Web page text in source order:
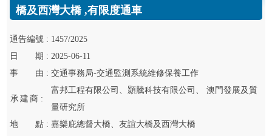
橋及西灣大橋 ,有限度通車
通告編號 : 1457/2025
日
期 :2025-06-11
事
由 :交通事務局-交通監測系統維修保養工作
承建 商 :
富邦工程有限公司、顥騰科技有限公司、 澳門發展及質
量研究所
地
點 :嘉樂庇總督大橋、友誼大橋及西灣大橋